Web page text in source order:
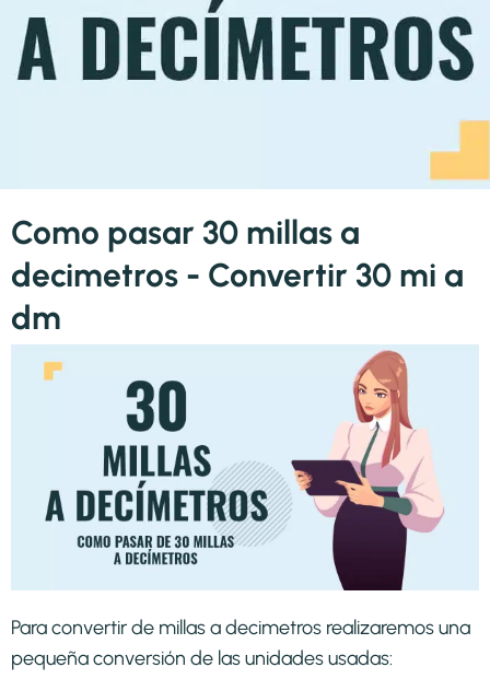
Como pasar 30 millas a
decimetros - Convertir 30 mi a
dm
Para convertir de millas a decimetros realizaremos una
pequeña conversión de las unidades usadas: